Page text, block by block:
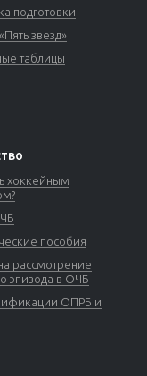
подготовки
звезд»
таблицы
хоккейным
пособия
рассмотрение
эпизода в ОЧБ
ОПРБ и